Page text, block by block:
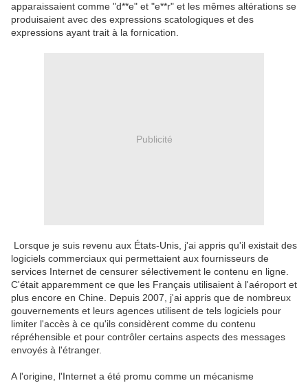
apparaissaient comme "d**e" et "e**r" et les mêmes altérations se
produisaient avec des expressions scatologiques et des
expressions ayant trait à la fornication.
Publicité
Lorsque je suis revenu aux États-Unis, j'ai appris qu'il existait des
logiciels commerciaux qui permettaient aux fournisseurs de
services Internet de censurer sélectivement le contenu en ligne.
C'était apparemment ce que les Français utilisaient à l'aéroport et
plus encore en Chine. Depuis 2007, j'ai appris que de nombreux
gouvernements et leurs agences utilisent de tels logiciels pour
limiter l'accès à ce qu'ils considèrent comme du contenu
répréhensible et pour contrôler certains aspects des messages
envoyés à l'étranger.
A l'origine, l'Internet a été promu comme un mécanisme